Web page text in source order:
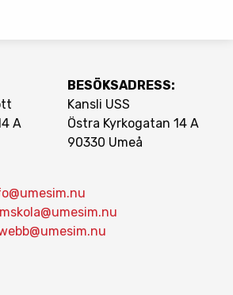
A
BESÖKSADRESS:
Kansli USS
Östra Kyrkogatan 14 A
90330 Umeå